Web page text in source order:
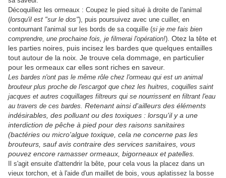
Décoquillez les ormeaux : Coupez le pied situé à droite de l'animal
(lorsqu'il est "sur le dos"), puis poursuivez avec une cuiller, en
contournant l'animal sur les bords de sa coquille (si je me fais bien
comprendre, une prochaine fois, je filmerai l'opération!). Otez la tête et
les parties noires, puis incisez les bardes que quelques entailles
tout autour de la noix. Je trouve cela dommage, en particulier
pour les ormeaux car elles sont riches en saveur.
Les bardes n'ont pas le même rôle chez l'ormeau qui est un animal
brouteur plus proche de l'escargot que chez les huitres, coquilles saint
jacques et autres coquillages filtreurs qui se nourrissent en filtrant l'eau
au travers de ces bardes. Retenant ainsi d'ailleurs des éléments
indésirables, des polluant ou des toxiques : lorsqu'il y a une
interdiction de pêche à pied pour des raisons sanitaires
(bactéries ou micro'algue toxique, cela ne concerne pas les
brouteurs, sauf avis contraire des services sanitaires, vous
pouvez encore ramasser ormeaux, bigorneaux et patelles.
Il s'agit ensuite d'attendrir la bête, pour cela vous la placez dans un
vieux torchon, et à l'aide d'un maillet de bois, vous aplatissez la bosse